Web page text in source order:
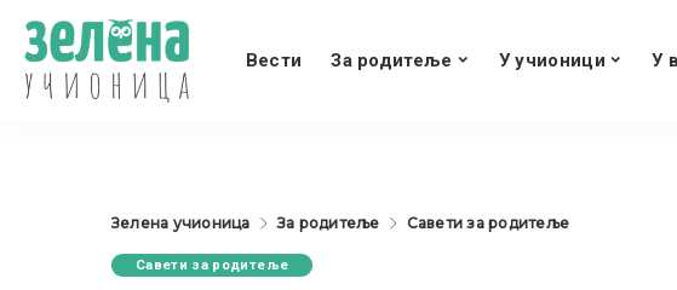
Вести За родитеље У учионици У
Зелена учионица За родитеље Савети за родитеље
Савети за родитеље